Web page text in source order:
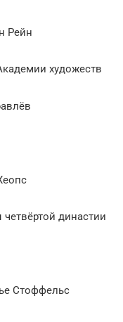
Рейн
художеств
династии
Стоффельс